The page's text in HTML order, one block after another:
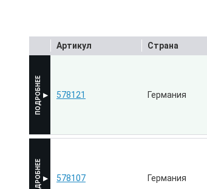
Артикул Страна
578107 Германия
578121 Германия